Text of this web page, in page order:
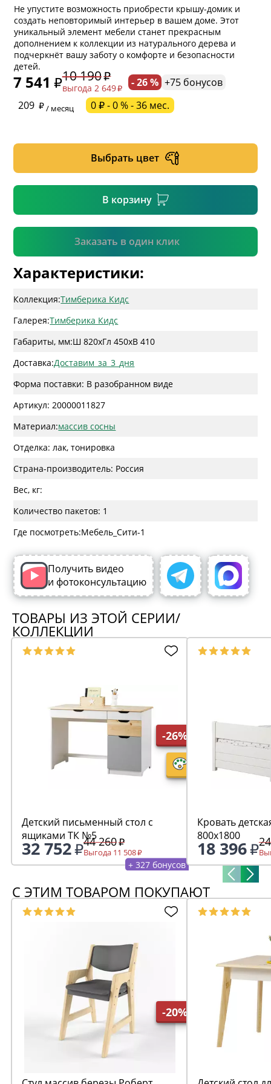
Не упустите возможность приобрести крышу-домик и
создать неповторимый интерьер в вашем доме. Этот
уникальный элемент мебели станет прекрасным
дополнением к коллекции из натурального дерева и
подчеркнёт вашу заботу о комфорте и безопасности
детей.
7 541 10 190
выгода 2 649 - 26 % +75 бонусов
209
/ месяц 0 ₽ - 0 % - 36 мес.
Выбрать цвет
В корзину
Заказать в один клик
* обязательное поле
* необязательное поле
Подтвердить
Характеристики:
Коллекция:Тимберика Кидс
Галерея:Тимберика Кидс
Габариты, мм:Ш 820xГл 450xВ 410
Доставка:Доставим_за_3_дня
Форма поставки: В разобранном виде
Артикул: 20000011827
Материал:массив сосны
Отделка: лак, тонировка
Страна-производитель: Россия
Вес, кг:
Количество пакетов: 1
Где посмотреть:
Получить видео
и фотоконсультацию
ТОВАРЫ ИЗ ЭТОЙ СЕРИИ/
КОЛЛЕКЦИИ
-26%
Детский письменный стол с
ящиками ТК №5
32 752 44 260
Выгода 11 508
+ 327 бонусов
Кровать
800х1800
18 396
С ЭТИМ ТОВАРОМ ПОКУПАЮТ
-20%